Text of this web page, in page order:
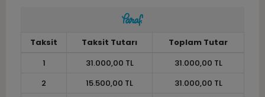
Taksit Taksit Tutarı
Toplam Tutar
1
31.000,00 TL
31.000,00 TL
2
15.500,00 TL
31.000,00 TL